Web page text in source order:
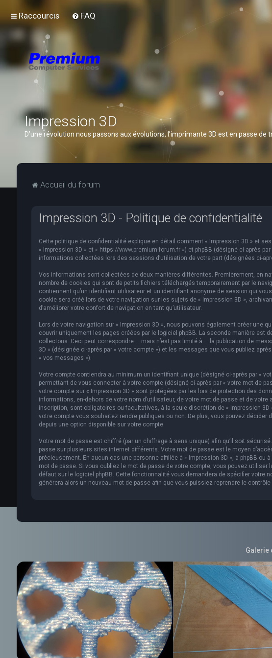
Raccourcis FAQ
Impression 3D
D’une révolution nous passons aux évolutions, l’imprimante 3D est en passe
Accueil du forum
Impression 3D - Politique de confidentialité
Cette politique de confidentialité explique en détail comment « Impression 3D » et
« Impression 3D » et « https://www.premium-forum.fr ») et phpBB (désigné ci-après
informations collectées lors des sessions d’utilisation de votre part (désignées ci-
Vos informations sont collectées de deux manières différentes. Premièrement, en
nombre de cookies qui sont de petits fichiers téléchargés temporairement par le
contiennent qu’un identifiant utilisateur et un identifiant anonyme de session qui
cookie sera créé lors de votre navigation sur les sujets de « Impression 3D »,
d’améliorer votre confort de navigation en tant qu’utilisateur.
Lors de votre navigation sur « Impression 3D », nous pouvons également créer une
couvrir uniquement les pages créées par le logiciel phpBB. La seconde manière est
collectons. Ceci peut correspondre — mais n’est pas limité à — la publication de
3D » (désignée ci-après par « votre compte ») et les messages que vous publiez
« vos messages »).
Votre compte contiendra au minimum un identifiant unique (désigné ci-après par «
permettant de vous connecter à votre compte (désigné ci-après par « votre mot de
votre compte sur « Impression 3D » sont protégées par les lois de protection des
informations, en-dehors de votre nom d’utilisateur, de votre mot de passe et de
inscription, sont obligatoires ou facultatives, à la seule discrétion de « Impression
votre compte vous souhaitez rendre publiques ou non. De plus, vous pouvez décider
depuis une option disponible sur votre compte.
Votre mot de passe est chiffré (par un chiffrage à sens unique) afin qu’il soit
passe sur plusieurs sites internet différents. Votre mot de passe est le moyen
précieusement. En aucun cas une personne affiliée à « Impression 3D », à phpBB
mot de passe. Si vous oubliez le mot de passe de votre compte, vous pouvez utiliser
défaut sur le logiciel phpBB. Cette fonctionnalité vous demandera de spécifier votre
générera alors un nouveau mot de passe afin que vous puissiez reprendre le
Galerie